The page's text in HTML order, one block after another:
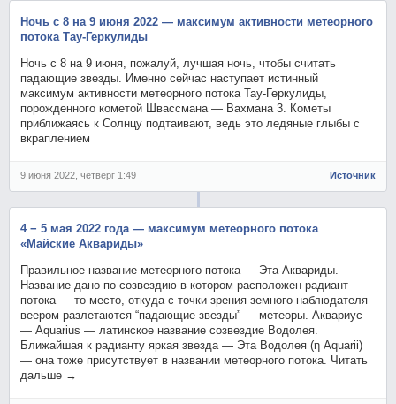
Ночь с 8 на 9 июня 2022 — максимум активности метеорного
потока Тау-Геркулиды
Ночь с 8 на 9 июня, пожалуй, лучшая ночь, чтобы считать
падающие звезды. Именно сейчас наступает истинный
максимум активности метеорного потока Тау-Геркулиды,
порожденного кометой Швассмана — Вахмана 3. Кометы
приближаясь к Солнцу подтаивают, ведь это ледяные глыбы с
вкраплением
9 июня 2022, четверг 1:49 Источник
4 − 5 мая 2022 года — максимум метеорного потока
«Майские Аквариды»
Правильное название метеорного потока — Эта-Аквариды.
Название дано по созвездию в котором расположен радиант
потока — то место, откуда с точки зрения земного наблюдателя
веером разлетаются “падающие звезды” — метеоры. Аквариус
— Aquarius — латинское название созвездие Водолея.
Ближайшая к радианту яркая звезда — Эта Водолея (η Aquarii)
— она тоже присутствует в названии метеорного потока. Читать
дальше →